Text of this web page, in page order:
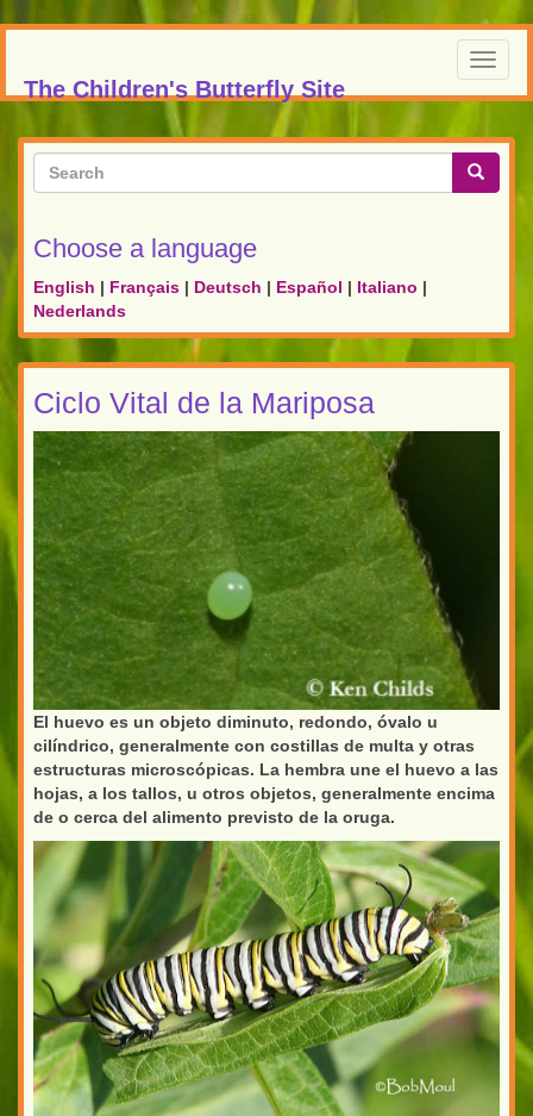
Skip
main
content
The Children's Butterfly Site
Search
Choose a language
English | Français | Deutsch | Español | Italiano |
Nederlands
Ciclo Vital de la Mariposa
El huevo es un objeto diminuto, redondo, óvalo u
cilíndrico, generalmente con costillas de multa y otras
estructuras microscópicas. La hembra une el huevo a las
hojas, a los tallos, u otros objetos, generalmente encima
de o cerca del alimento previsto de la oruga.